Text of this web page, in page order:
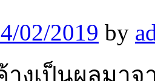
02/2019 by
างเป็นผลมา